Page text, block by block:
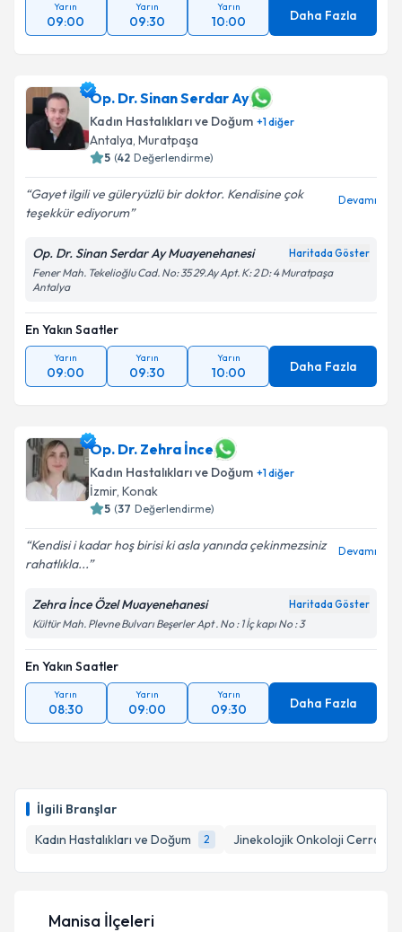
İlgili Branşlar
Kadın Hastalıkları ve Doğum
2 Jinekolojik Onkoloji Cerrahisi
Yarın
09:00
Yarın
09:30
Yarın
10:00 Daha Fazla
Op. Dr. Sinan Serdar Ay
Kadın Hastalıkları ve Doğum +1diğer
Antalya, Muratpaşa
5 (42 Değerlendirme)
Gayet ilgili ve güleryüzlü bir doktor. Kendisine çok
teşekkür ediyorum
Devamı
Op. Dr. Sinan Serdar Ay Muayenehanesi Haritada Göster
Fener Mah. Tekelioğlu Cad. No: 35 29.Ay Apt. K: 2 D: 4 Muratpaşa
Antalya
En Yakın Saatler
Yarın
09:00
Yarın
09:30
Yarın
10:00 Daha Fazla
Op. Dr. Zehra İnce
Kadın Hastalıkları ve Doğum +1diğer
İzmir, Konak
5 (37 Değerlendirme)
Kendisi i kadar hoş birisi ki asla yanında çekinmezsiniz
rahatlıkla...
Devamı
Zehra İnce Özel Muayenehanesi Haritada Göster
Kültür Mah. Plevne Bulvarı Beşerler Apt . No : 1 İç kapı No : 3
En Yakın Saatler
Yarın
08:30
Yarın
09:00
Yarın
09:30 Daha Fazla
Manisa İlçeleri